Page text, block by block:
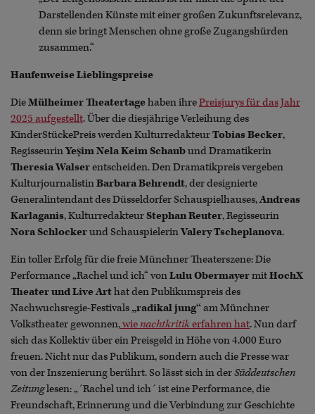
Darstellenden Künste mit einer großen Zukunftsrelevanz,
denn sie bringt Menschen ohne große Zugangshürden
zusammen.“
Haufenweise Lieblingspreise
DieMülheimer Theatertagehaben ihrePreisjurys für das Jahr
2025 aufgestellt. Über die diesjährige Verleihung des
KinderStückePreis werden KulturredakteurTobias Becker,
RegisseurinYeşim Nela KeimSchaubund Dramatikerin
Theresia Walserentscheiden. Den Dramatikpreis vergeben
KulturjournalistinBarbara Behrendt, der designierte
Generalintendant des Düsseldorfer Schauspielhauses,Andreas
Karlaganis, KulturredakteurStephan Reuter, Regisseurin
Nora Schlockerund SchauspielerinValery Tscheplanova.
Ein toller Erfolg für die freie Münchner Theaterszene: Die
Performance „Rachel und ich“ vonLulu ObermayermitHochX
Theater und Live Arthat den Publikumspreis des
Nachwuchsregie-Festivals„radikal jung“am Münchner
Volkstheater gewonnen,wienachtkritikerfahren hat. Nun darf
sich das Kollektiv über ein Preisgeld in Höhe von 4.000 Euro
freuen. Nicht nur das Publikum, sondern auch die Presse war
von der Inszenierung berührt. So lässt sich in derSüddeutschen
Zeitunglesen: „´Rachel und ich´ ist eine Performance, die
Freundschaft, Erinnerung und die Verbindung zur Geschichte